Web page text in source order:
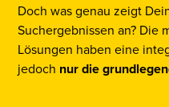
Doch was genau zeigt
Suchergebnissen an? Die
Lösungen haben eine
jedoch nur die